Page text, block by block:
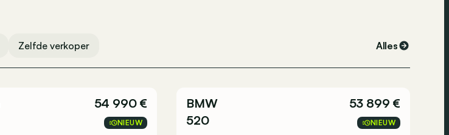
Zelfde verkoper Alles
54 990 €
NIEUW
BMW
520
53 899 €
NIEUW